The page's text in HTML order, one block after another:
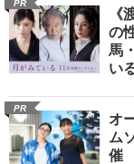
PR
《
の
馬
い
PR
オ
ム
催